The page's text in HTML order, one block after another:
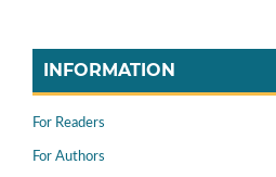
INFORMATION
For Readers
For Authors